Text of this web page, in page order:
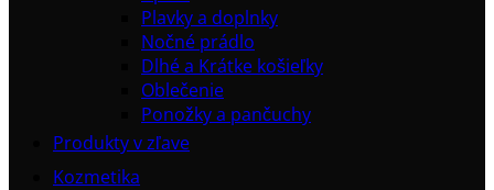
Plavky a doplnky
Nočné prádlo
Dlhé a Krátke košieľky
Oblečenie
Ponožky a pančuchy
Produkty v zľave
Kozmetika